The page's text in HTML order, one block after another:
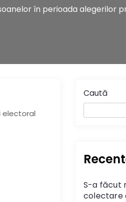
în perioada alegerilor
electoral
Caută
S-a făcut
colectare